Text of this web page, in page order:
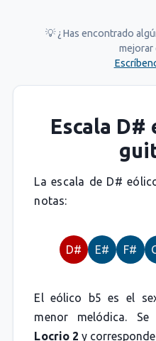
💡 ¿Has encontrado
mejorar
Escala D#
La escala de D#
notas:
D# E# F#
El eólico b5 es el
menor melódica.
Locrio 2 y